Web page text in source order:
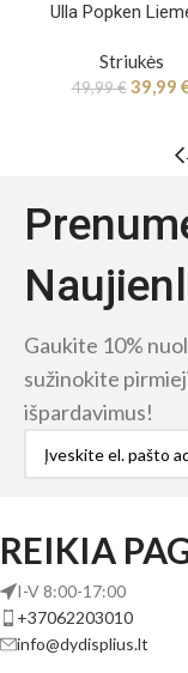
Ulla Popken
Striukės
49,99€ 39,99
Gaukite 10%
sužinokite
išpardavimus!
REIKIA
I-V 8:00-17:00
+37062203010
info@dydisplius.lt